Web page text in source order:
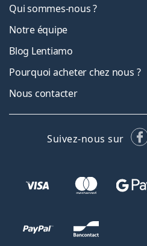
Qui sommes-nous ?
Notre équipe
Blog Lentiamo
Pourquoi acheter chez nous ?
Nous contacter
Suivez-nous sur